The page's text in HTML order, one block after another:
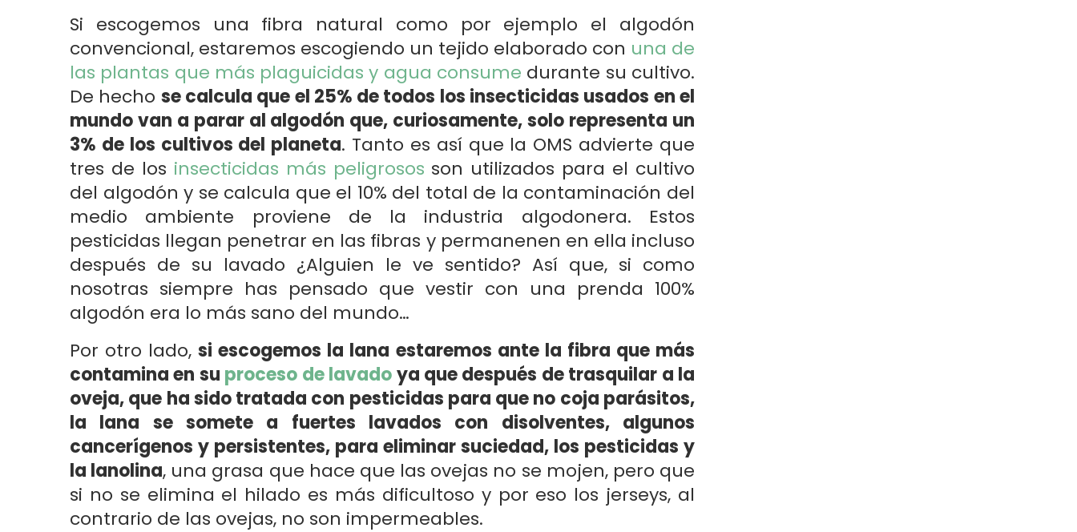
Si escogemos una fibra natural como por ejemplo el algodón
convencional, estaremos escogiendo un tejido elaborado con una de
las plantas que más plaguicidas y agua consume durante su cultivo.
De hecho se calcula que el 25% de todos los insecticidas usados en el
mundo van a parar al algodón que, curiosamente, solo representa un
3% de los cultivos del planeta. Tanto es así que la OMS advierte que
tres de los insecticidas más peligrosos son utilizados para el cultivo
del algodón y se calcula que el 10% del total de la contaminación del
medio ambiente proviene de la industria algodonera. Estos
pesticidas llegan penetrar en las fibras y permanenen en ella incluso
después de su lavado ¿Alguien le ve sentido? Así que, si como
nosotras siempre has pensado que vestir con una prenda 100%
algodón era lo más sano del mundo…
Por otro lado,si escogemos la lana estaremos ante la fibra que más
contamina en su proceso de lavadoya que después de trasquilar a la
oveja, que ha sido tratada con pesticidas para que no coja parásitos,
la lana se somete a fuertes lavados con disolventes, algunos
cancerígenos y persistentes, para eliminar suciedad, los pesticidas y
la lanolina, una grasa que hace que las ovejas no se mojen, pero que
si no se elimina el hilado es más dificultoso y por eso los jerseys, al
contrario de las ovejas, no son impermeables.